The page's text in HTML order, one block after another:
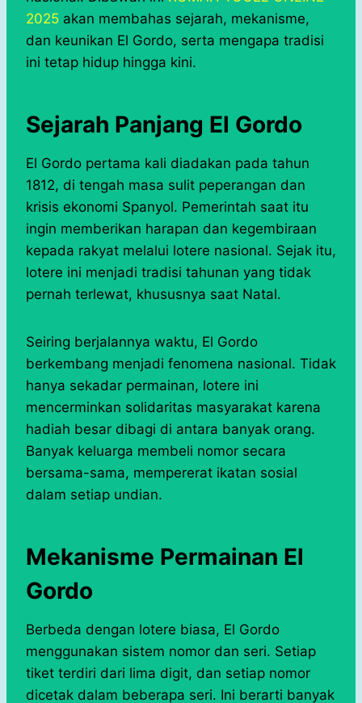
2025 akan membahas sejarah, mekanisme,
dan keunikan El Gordo, serta mengapa tradisi
ini tetap hidup hingga kini.
Sejarah Panjang El Gordo
El Gordo pertama kali diadakan pada tahun
1812, di tengah masa sulit peperangan dan
krisis ekonomi Spanyol. Pemerintah saat itu
ingin memberikan harapan dan kegembiraan
kepada rakyat melalui lotere nasional. Sejak itu,
lotere ini menjadi tradisi tahunan yang tidak
pernah terlewat, khususnya saat Natal.
Seiring berjalannya waktu, El Gordo
berkembang menjadi fenomena nasional. Tidak
hanya sekadar permainan, lotere ini
mencerminkan solidaritas masyarakat karena
hadiah besar dibagi di antara banyak orang.
Banyak keluarga membeli nomor secara
bersama-sama, mempererat ikatan sosial
dalam setiap undian.
Mekanisme Permainan El
Gordo
Berbeda dengan lotere biasa, El Gordo
menggunakan sistem nomor dan seri. Setiap
tiket terdiri dari lima digit, dan setiap nomor
dicetak dalam beberapa seri. Ini berarti banyak